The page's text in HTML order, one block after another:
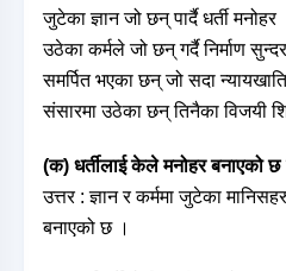
जुटेका ज्ञान जो छन् पार्दै धर्ती मनोहर
उठेका कर्मले जो छन् गर्दै निर्माण
समर्पित भएका छन् जो सदा
संसारमा उठेका छन् तिनैका विजयी
(क) धर्तीलाई केले मनोहर बनाएको छ
उत्तर : ज्ञान र कर्ममा जुटेका
बनाएको छ ।